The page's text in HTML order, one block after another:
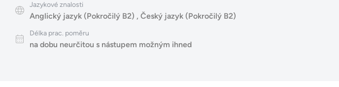
Jazykové znalosti
Anglický jazyk (Pokročilý B2) , Český jazyk (Pokročilý B2)
Délka prac. poměru
na dobu neurčitou s nástupem možným ihned